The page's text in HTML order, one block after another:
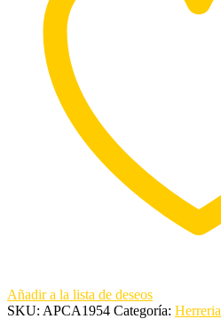
Añadir a la lista de deseos
SKU: APCA1954 Categoría: Herreria